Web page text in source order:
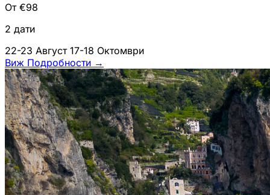
От €98
2 дати
22-23 Август 17-18 Октомври
Виж Подробности →